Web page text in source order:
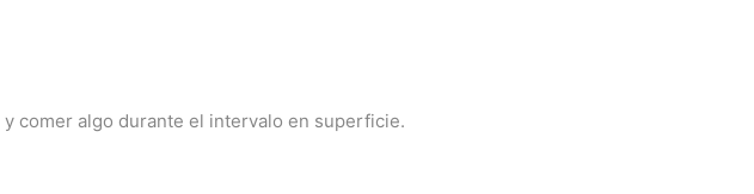
comer algo durante el intervalo en superficie.